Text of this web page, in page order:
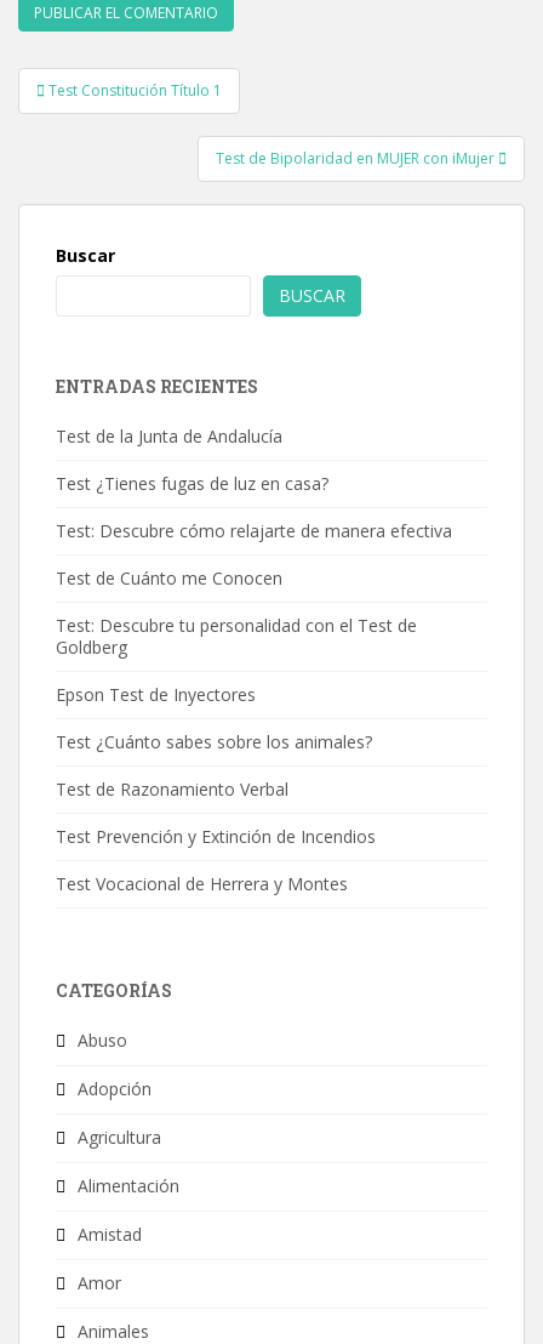
Navegación
de
Test Constitución Título 1
Test de Bipolaridad en MUJER con iMujer
Buscar
BUSCAR
ENTRADAS RECIENTES
Test de la Junta de Andalucía
Test ¿Tienes fugas de luz en casa?
Test: Descubre cómo relajarte de manera efectiva
Test de Cuánto me Conocen
Test: Descubre tu personalidad con el Test de
Goldberg
Epson Test de Inyectores
Test ¿Cuánto sabes sobre los animales?
Test de Razonamiento Verbal
Test Prevención y Extinción de Incendios
Test Vocacional de Herrera y Montes
CATEGORÍAS
Abuso
Adopción
Agricultura
Alimentación
Amistad
Amor
Animales